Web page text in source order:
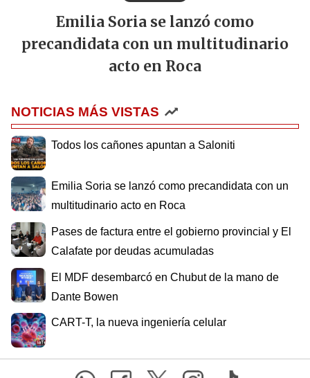
Emilia Soria se lanzó como
precandidata con un multitudinario
acto en Roca
NOTICIAS MÁS VISTAS
Todos los cañones apuntan a Saloniti
Emilia Soria se lanzó como precandidata con un
multitudinario acto en Roca
Pases de factura entre el gobierno provincial y El
Calafate por deudas acumuladas
El MDF desembarcó en Chubut de la mano de
Dante Bowen
CART-T, la nueva ingeniería celular